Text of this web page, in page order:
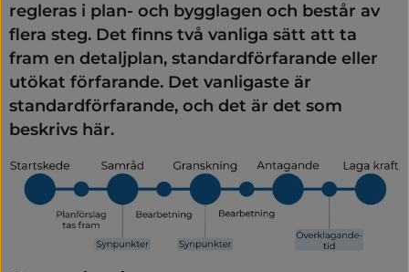
regleras i plan- och bygglagen och består av
flera steg. Det finns två vanliga sätt att ta
fram en detaljplan, standardförfarande eller
utökat förfarande. Det vanligaste är
standardförfarande, och det är det som
beskrivs här.